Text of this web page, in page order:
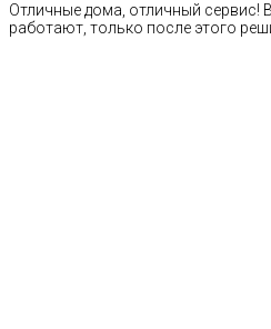
Отличные дома, отличный сервис!
работают, только после этого